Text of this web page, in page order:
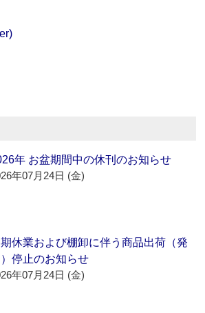
年 お盆期間中の休刊のお知らせ
年07月24日 (金)
休業および棚卸に伴う商品出荷（発
停止のお知らせ
年07月24日 (金)